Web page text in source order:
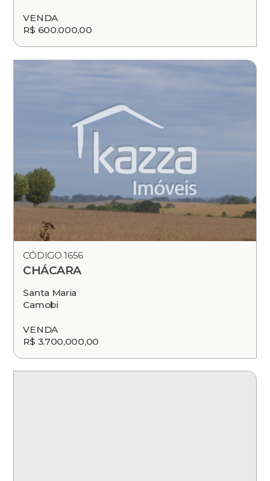
VENDA
R$ 600.000,00
CÓDIGO 1656
CHÁCARA
Santa Maria
Camobi
VENDA
R$ 3.700,000,00